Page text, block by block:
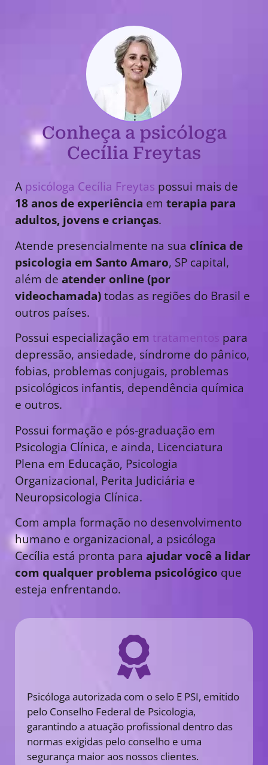
Conheça a psicóloga
Cecília Freytas
A psicóloga Cecília Freytas possui mais de
18 anos de experiência em terapia para
adultos, jovens e crianças.
Atende presencialmente na sua clínica de
psicologia em Santo Amaro, SP capital,
além de atender online (por
videochamada)todas as regiões do Brasil e
outros países.
Possui especialização em tratamentos para
depressão, ansiedade, síndrome do pânico,
fobias, problemas conjugais, problemas
psicológicos infantis, dependência química
e outros.
Possui formação e pós-graduação em
Psicologia Clínica, e ainda, Licenciatura
Plena em Educação, Psicologia
Organizacional, Perita Judiciária e
Neuropsicologia Clínica.
Com ampla formação no desenvolvimento
humano e organizacional, a psicóloga
Cecília está pronta para ajudar você a lidar
com qualquer problema psicológico que
esteja enfrentando.
Psicóloga autorizada com o selo E PSI, emitido
pelo Conselho Federal de Psicologia,
garantindo a atuação profissional dentro das
normas exigidas pelo conselho e uma
segurança maior aos nossos clientes.